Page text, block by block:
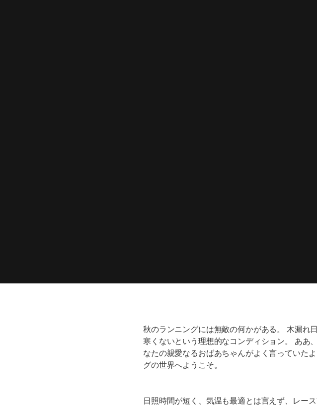
秋のランニングには無敵の何かがある。 木漏れ
寒くないという理想的なコンディション。 ああ
なたの親愛なるおばあちゃんがよく言っていた
グの世界へようこそ。
日照時間が短く、気温も最適とは言えず、レー